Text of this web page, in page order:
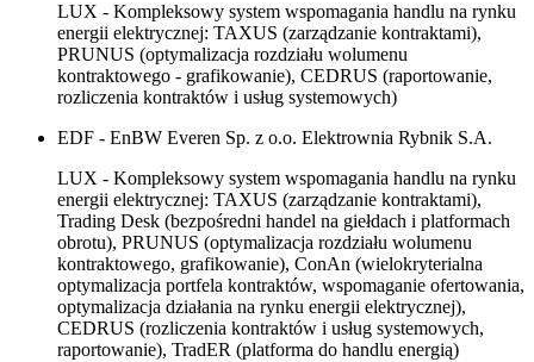
LUX - Kompleksowy system wspomagania handlu na rynku
energii elektrycznej: TAXUS (zarządzanie kontraktami),
PRUNUS (optymalizacja rozdziału wolumenu
kontraktowego - grafikowanie), CEDRUS (raportowanie,
rozliczenia kontraktów i usług systemowych)
EDF - EnBW Everen Sp. z o.o. Elektrownia Rybnik S.A.
LUX - Kompleksowy system wspomagania handlu na rynku
energii elektrycznej: TAXUS (zarządzanie kontraktami),
Trading Desk (bezpośredni handel na giełdach i platformach
obrotu), PRUNUS (optymalizacja rozdziału wolumenu
kontraktowego, grafikowanie), ConAn (wielokryterialna
optymalizacja portfela kontraktów, wspomaganie ofertowania,
optymalizacja działania na rynku energii elektrycznej),
CEDRUS (rozliczenia kontraktów i usług systemowych,
raportowanie), TradER (platforma do handlu energią)